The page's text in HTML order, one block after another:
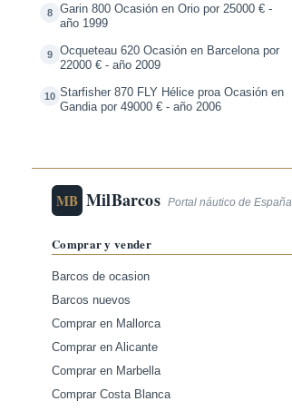
8
Garin 800 Ocasión en Orio por 25000 € -
año 1999
9
Ocqueteau 620 Ocasión en Barcelona por
22000 € - año 2009
10 Starfisher 870 FLY Hélice proa Ocasión en
Gandia por 49000 € - año 2006
MB MilBarcos Portal náutico de España
Comprar y vender
Barcos de ocasion
Barcos nuevos
Comprar en Mallorca
Comprar en Alicante
Comprar en Marbella
Comprar Costa Blanca